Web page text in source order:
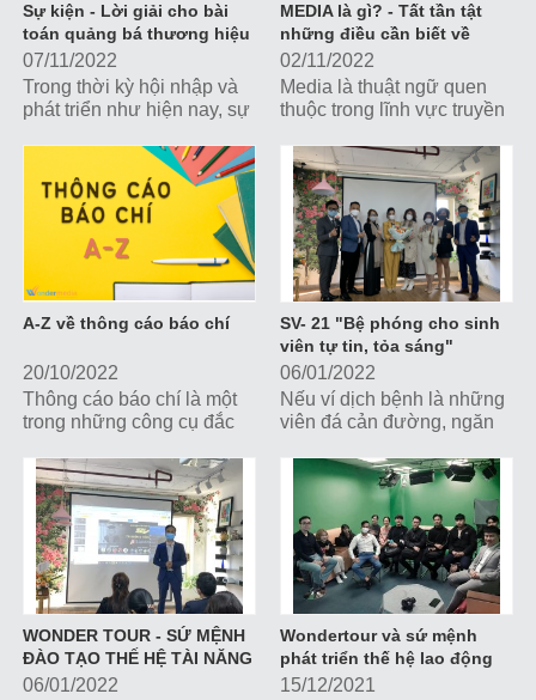
Sự kiện - Lời giải cho bài
toán quảng bá thương hiệu
07/11/2022
Trong thời kỳ hội nhập và
phát triển như hiện nay, sự
công cụ truyền thông,
marketing đắc lực giúp các
doanh nghiệp, tổ chức
tương tác trực tiếp với
khách hàng và xây dựng
hình ảnh thương hiệu.
MEDIA là gì? - Tất tần tật
những điều cần biết về
Media
02/11/2022
Media là thuật ngữ quen
thuộc trong lĩnh vực truyền
phải ai cũng hiểu thấu đáo
ý nghĩa của thuật ngữ này.
Hãy cùng Wonder Media
tìm hiểu những kiến thức
quan trọng nhất về media
nhé
A-Z về thông cáo báo chí
20/10/2022
Thông cáo báo chí là một
trong những công cụ đắc
truyền đạt thông tin, xây
dựng hình ảnh, thu hút sự
quan tâm của công chúng
và giới truyền thông.
SV- 21 "Bệ phóng cho sinh
viên tự tin, tỏa sáng"
06/01/2022
Nếu ví dịch bệnh là những
viên đá cản đường, ngăn
đến với thành công thì
khóa học SV21 sẽ là
những đòn bẩy tạo...
WONDER TOUR - SỨ MỆNH
ĐÀO TẠO THẾ HỆ TÀI NĂNG
TRẺ
06/01/2022
Wondertour và sứ mệnh
phát triển thế hệ lao động
mới
15/12/2021